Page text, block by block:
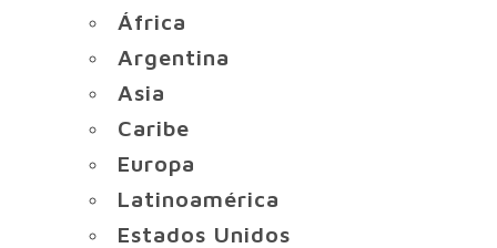
África
Argentina
Asia
Caribe
Europa
Latinoamérica
Estados Unidos